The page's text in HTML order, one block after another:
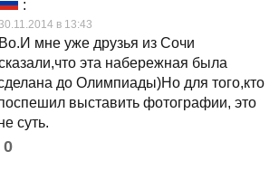
:
в 13:43
Во.И мне уже друзья из Сочи
эта набережная была
до Олимпиады)Но для того,кто
выставить фотографии, это
суть.
0